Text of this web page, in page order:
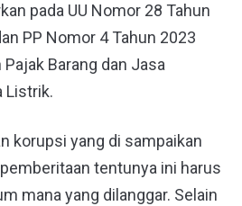
pada UU Nomor 28 Tahun
PP Nomor 4 Tahun 2023
Barang dan Jasa
Listrik.
korupsi yang di sampaikan
tentunya ini harus
mana yang dilanggar. Selain